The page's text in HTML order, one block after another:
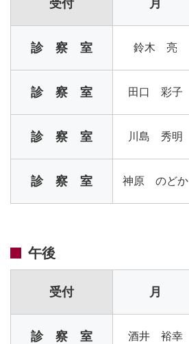
受付 月
診 察 室 鈴木 亮
診 察 室 田口 彩子
診 察 室 川島 秀明
診 察 室 神原 のどか
午後
受付 月
診 察 室 酒井 裕幸